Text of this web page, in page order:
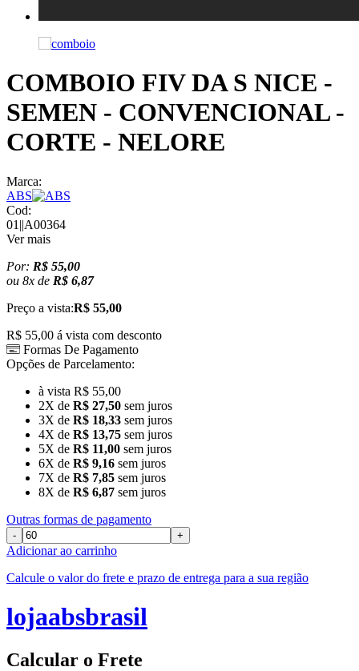
COMBOIO FIV DA S NICE -
SEMEN - CONVENCIONAL -
CORTE - NELORE
Marca:
ABS
Cod:
01||A00364
Ver mais
Por: R$ 55,00
ou 8x de R$ 6,87
Preço a vista:R$ 55,00
R$ 55,00 á vista com desconto
Formas De Pagamento
Opções de Parcelamento:
à vista R$ 55,00
2X de R$ 27,50 sem juros
3X de R$ 18,33 sem juros
4X de R$ 13,75 sem juros
5X de R$ 11,00 sem juros
6X de R$ 9,16 sem juros
7X de R$ 7,85 sem juros
8X de R$ 6,87 sem juros
Outras formas de pagamento
- +
Adicionar ao carrinho
Calcule o valor do frete e prazo de entrega para a sua região
lojaabsbrasil
Calcular o Frete